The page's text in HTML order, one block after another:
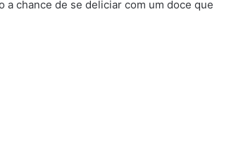
a chance de se deliciar com um doce que